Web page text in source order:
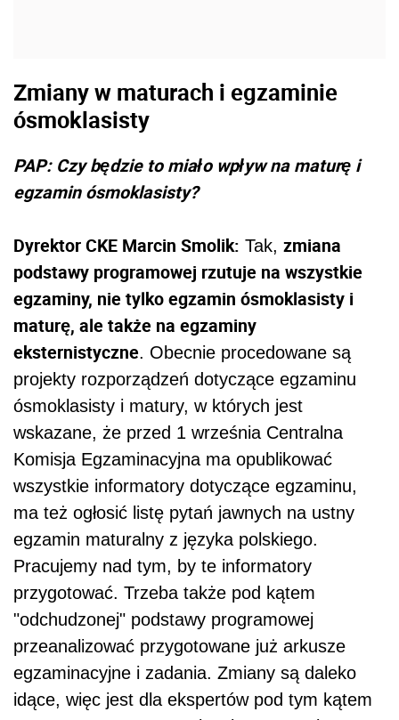
Zmiany w maturach i egzaminie
ósmoklasisty
PAP: Czy będzie to miało wpływ na maturę i
egzamin ósmoklasisty?
Dyrektor CKE Marcin Smolik: Tak, zmiana
podstawy programowej rzutuje na wszystkie
egzaminy, nie tylko egzamin ósmoklasisty i
maturę, ale także na egzaminy
eksternistyczne. Obecnie procedowane są
projekty rozporządzeń dotyczące egzaminu
ósmoklasisty i matury, w których jest
wskazane, że przed 1 września Centralna
Komisja Egzaminacyjna ma opublikować
wszystkie informatory dotyczące egzaminu,
ma też ogłosić listę pytań jawnych na ustny
egzamin maturalny z języka polskiego.
Pracujemy nad tym, by te informatory
przygotować. Trzeba także pod kątem
"odchudzonej" podstawy programowej
przeanalizować przygotowane już arkusze
egzaminacyjne i zadania. Zmiany są daleko
idące, więc jest dla ekspertów pod tym kątem